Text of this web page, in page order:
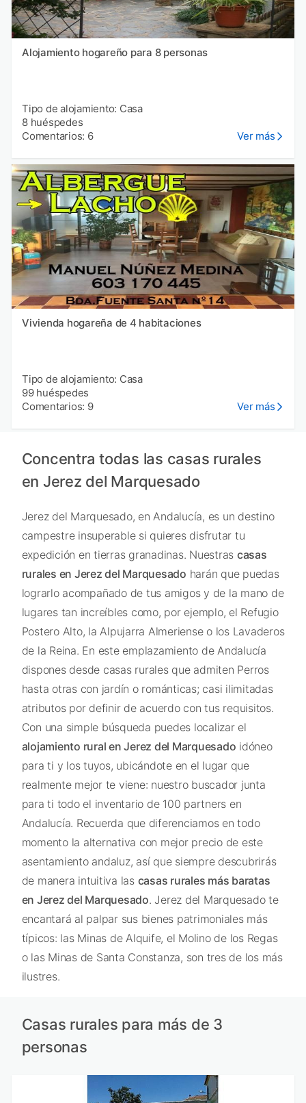
Alojamiento hogareño para 8 personas
Tipo de alojamiento: Casa
8 huéspedes
Comentarios: 6
Ver más
Vivienda hogareña de 4 habitaciones
Tipo de alojamiento: Casa
99 huéspedes
Comentarios: 9
Ver más
Concentra todas las casas rurales
en Jerez del Marquesado
Jerez del Marquesado, en Andalucía, es un destino
campestre insuperable si quieres disfrutar tu
expedición en tierras granadinas. Nuestras casas
rurales en Jerez del Marquesado harán que puedas
lograrlo acompañado de tus amigos y de la mano de
lugares tan increíbles como, por ejemplo, el Refugio
Postero Alto, la Alpujarra Almeriense o los Lavaderos
de la Reina. En este emplazamiento de Andalucía
dispones desde casas rurales que admiten Perros
hasta otras con jardín o románticas; casi ilimitadas
atributos por definir de acuerdo con tus requisitos.
Con una simple búsqueda puedes localizar el
alojamiento rural en Jerez del Marquesado idóneo
para ti y los tuyos, ubicándote en el lugar que
realmente mejor te viene: nuestro buscador junta
para ti todo el inventario de 100 partners en
Andalucía. Recuerda que diferenciamos en todo
momento la alternativa con mejor precio de este
asentamiento andaluz, así que siempre descubrirás
de manera intuitiva las casas rurales más baratas
en Jerez del Marquesado. Jerez del Marquesado te
encantará al palpar sus bienes patrimoniales más
típicos: las Minas de Alquife, el Molino de los Regas
o las Minas de Santa Constanza, son tres de los más
ilustres.
Casas rurales para más de 3
personas